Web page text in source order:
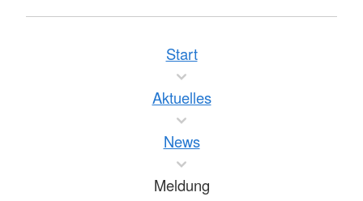
Start
Aktuelles
News
Meldung